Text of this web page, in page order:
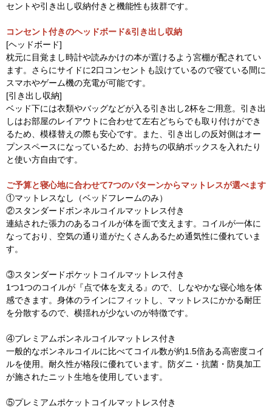
セントや引き出し収納付きと機能性も抜群です。
コンセント付きのヘッドボード&引き出し収納
[ヘッドボード]
枕元に目覚まし時計や読みかけの本が置けるよう宮棚が配されてい
ます。さらにサイドに2口コンセントも設けているので寝ている間に
スマホやゲーム機の充電が可能です。
[引き出し収納]
ベッド下には衣類やバッグなどが入る引き出し2杯をご用意。引き出
しはお部屋のレイアウトに合わせて左右どちらでも取り付けができ
るため、模様替えの際も安心です。また、引き出しの反対側はオー
プンスペースになっているため、お持ちの収納ボックスを入れたり
と使い方自由です。
ご予算と寝心地に合わせて7つのパターンからマットレスが選べます
①マットレスなし（ベッドフレームのみ）
②スタンダードボンネルコイルマットレス付き
連結された張力のあるコイルが体を面で支えます。コイルが一体に
なっており、空気の通り道がたくさんあるため通気性に優れていま
す。
③スタンダードポケットコイルマットレス付き
1つ1つのコイルが『点で体を支える』ので、しなやかな寝心地を体
感できます。身体のラインにフィットし、マットレスにかかる耐圧
を分散するので、横揺れが少ないのが特徴です。
④プレミアムボンネルコイルマットレス付き
一般的なボンネルコイルに比べてコイル数が約1.5倍ある高密度コイ
ルを使用。耐久性が格段に優れています。防ダニ・抗菌・防臭加工
が施されたニット生地を使用しています。
⑤プレミアムポケットコイルマットレス付き